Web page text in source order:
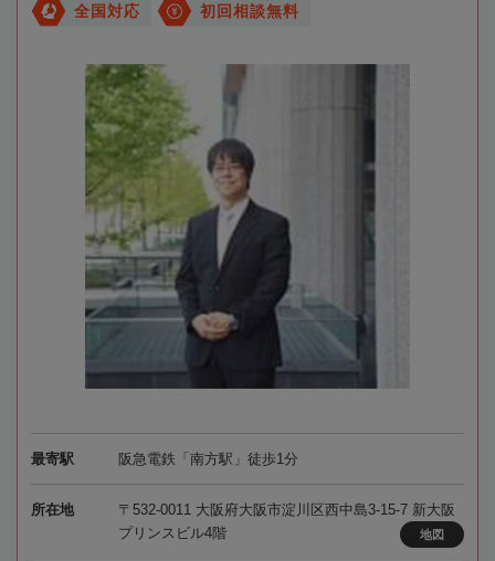
全国対応 初回相談無料
最寄駅 阪急電鉄「南方駅」徒歩1分
所在地
〒532-0011 大阪府大阪市淀川区西中島3-15-7 新大阪
プリンスビル4階
地図